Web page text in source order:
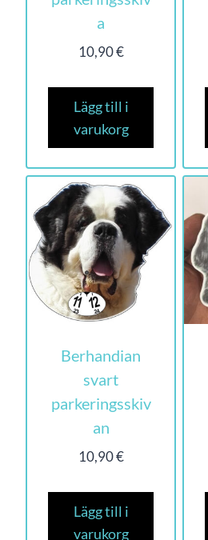
a
10,90€
Lägg till i
varukorg
Berhandian
svart
parkeringsskiv
an
10,90€
Lägg till i
varukorg